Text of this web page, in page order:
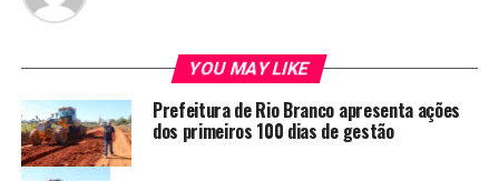
YOU MAY LIKE
Prefeitura de Rio Branco apresenta ações
dos primeiros 100 dias de gestão